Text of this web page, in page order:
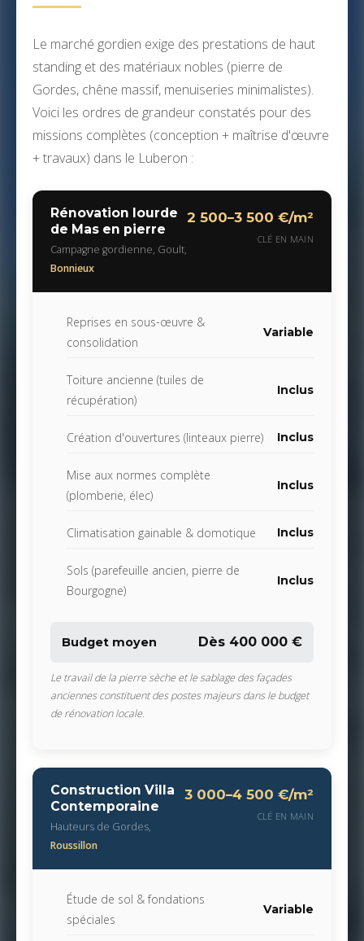
Le marché gordien exige des prestations de haut
standing et des matériaux nobles (pierre de
Gordes, chêne massif, menuiseries minimalistes).
Voici les ordres de grandeur constatés pour des
missions complètes (conception + maîtrise d'œuvre
+ travaux) dans le Luberon :
Rénovation lourde
de Mas en pierre
Campagne gordienne, Goult,
Bonnieux
2 500–3 500 €/m²
CLÉ EN MAIN
Reprises en sous-œuvre &
consolidation
Variable
Toiture ancienne (tuiles de
récupération)
Inclus
Création d'ouvertures (linteaux pierre) Inclus
Mise aux normes complète
(plomberie, élec)
Inclus
Climatisation gainable & domotique Inclus
Sols (parefeuille ancien, pierre de
Bourgogne)
Inclus
Budget moyen Dès 400 000 €
Le travail de la pierre sèche et le sablage des façades
anciennes constituent des postes majeurs dans le budget
de rénovation locale.
Construction Villa
Contemporaine
Hauteurs de Gordes,
Roussillon
3 000–4 500 €/m²
CLÉ EN MAIN
Étude de sol & fondations
spéciales
Variable